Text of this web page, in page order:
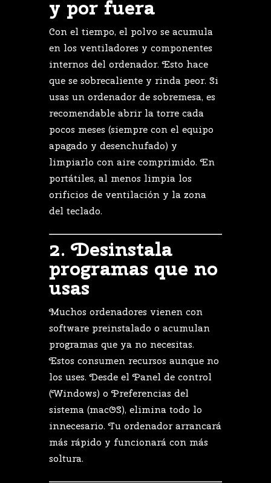
ypor fuera
Con el tiempo, el polvo se acumula
en los ventiladores y componentes
internos del ordenador.Esto hace
que se sobrecaliente y rinda peor. Si
usas un ordenadorde sobremesa, es
recomendable abrir la torre cada
pocos meses (siempre con el equipo
apagado y desenchufado) y
limpiarlo con aire comprimido.En
portátiles, al menos limpia los
orificios de ventilación y la zona
del teclado.
2.Desinstala
programas que no
usas
Muchos ordenadores vienen con
software preinstalado o acumulan
programas que ya no necesitas.
Estos consumen recursos aunque no
los uses.Desde elPanel de control
(Windows) oPreferencias del
sistema (macOS), elimina todo lo
innecesario.Tu ordenadorarrancará
más rápido y funcionará con más
soltura.